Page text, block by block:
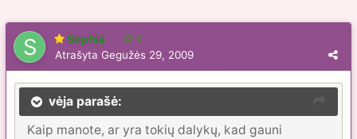
Sophia 4
Atrašyta Gegužės 29, 2009
vėja parašė:
Kaip manote, ar yra tokių dalykų, kad gauni